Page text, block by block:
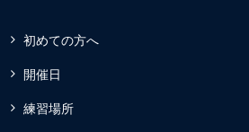
初めての方へ
開催日
練習場所